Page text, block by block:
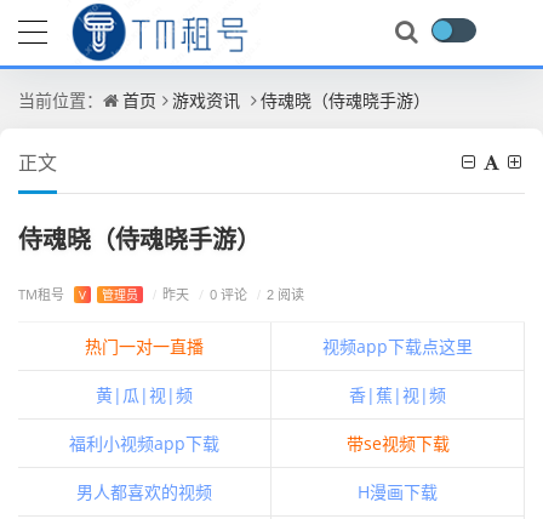
当前位置： 首页 游戏资讯 侍魂晓（侍魂晓手游）
正文
侍魂晓（侍魂晓手游）
TM租号 V 管理员 / 昨天 / 0 评论 / 2 阅读
热门一对一直播 视频app下载点这里
黄|瓜|视|频 香|蕉|视|频
福利小视频app下载 带se视频下载
男人都喜欢的视频 H漫画下载